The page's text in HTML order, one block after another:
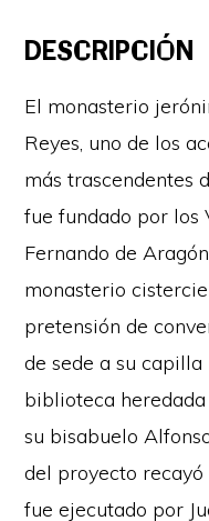
DESCRIPCIÓN
El monasterio
Reyes, uno de los
más trascendentes
fue fundado por los
Fernando de
monasterio
pretensión de
de sede a su
biblioteca
su bisabuelo
del proyecto
fue ejecutado por